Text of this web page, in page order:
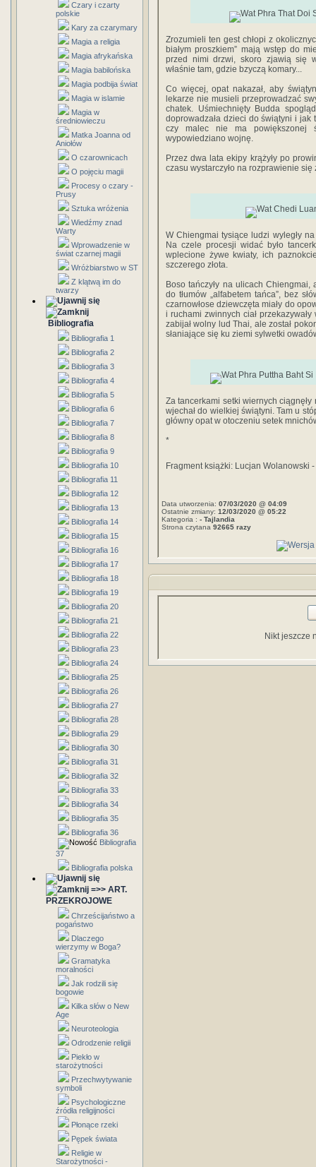
Czary i czarty
polskie
Kary za czarymary
Magia a religia
Magia afrykańska
Magia babilońska
Magia podbija świat
Magia w islamie
Magia w
średniowieczu
Matka Joanna od
Aniołów
O czarownicach
O pojęciu magii
Procesy o czary -
Prusy
Sztuka wróżenia
Wiedźmy znad
Warty
Wprowadzenie w
świat czarnej magii
Wróżbiarstwo w ST
Z klątwą im do
twarzy
Bibliografia
Bibliografia 1
Bibliografia 2
Bibliografia 3
Bibliografia 4
Bibliografia 5
Bibliografia 6
Bibliografia 7
Bibliografia 8
Bibliografia 9
Bibliografia 10
Bibliografia 11
Bibliografia 12
Bibliografia 13
Bibliografia 14
Bibliografia 15
Bibliografia 16
Bibliografia 17
Bibliografia 18
Bibliografia 19
Bibliografia 20
Bibliografia 21
Bibliografia 22
Bibliografia 23
Bibliografia 24
Bibliografia 25
Bibliografia 26
Bibliografia 27
Bibliografia 28
Bibliografia 29
Bibliografia 30
Bibliografia 31
Bibliografia 32
Bibliografia 33
Bibliografia 34
Bibliografia 35
Bibliografia 36
Bibliografia
37
Bibliografia polska
=>> ART.
PRZEKROJOWE
Chrześcijaństwo a
pogaństwo
Dlaczego
wierzymy w Boga?
Gramatyka
moralności
Jak rodzili się
bogowie
Kilka słów o New
Age
Neuroteologia
Odrodzenie religii
Piekło w
starożytności
Przechwytywanie
symboli
Psychologiczne
źródła religijności
Płonące rzeki
Pępek świata
Religie w
Starożytności -
Zrozumieli ten gest chłopi z
białym prosz­kiem” mają wstęp do
przed nimi drzwi, skoro zjawią się
właśnie tam, gdzie bzyczą komary...
Co więcej, opat nakazał, aby
lekarze nie mu­sieli przeprowadzać
chatek. Uśmiechnięty Budda
doprowadzała dzieci do świątyni i
czy malec nie ma powiększonej
wypowiedziano wojnę.
Przez dwa lata ekipy krążyły po
czasu wy­starczyło na rozprawienie
W Chiengmai tysiące ludzi wyległy
Na czele procesji widać było
wplecione żywe kwiaty, ich
szczerego złota.
Boso tańczyły na ulicach
do tłumów „alfabetem tańca”, bez
czarnowłose dziewczęta miały do
i ruchami zwinnych ciał
zabijał wolny lud Thai, ale został
słaniające się ku ziemi sylwetki
Za tancerkami setki wiernych
wjechał do wielkiej świątyni. Tam u
główny opat w oto­czeniu setek
*
Fragment książki: Lucjan Wolanowski -
Data utworzenia: 07/03/2020 @ 04:09
Ostatnie zmiany: 12/03/2020 @ 05:22
Kategoria : - Tajlandia
Strona czytana 92665 razy
Nikt jeszcze